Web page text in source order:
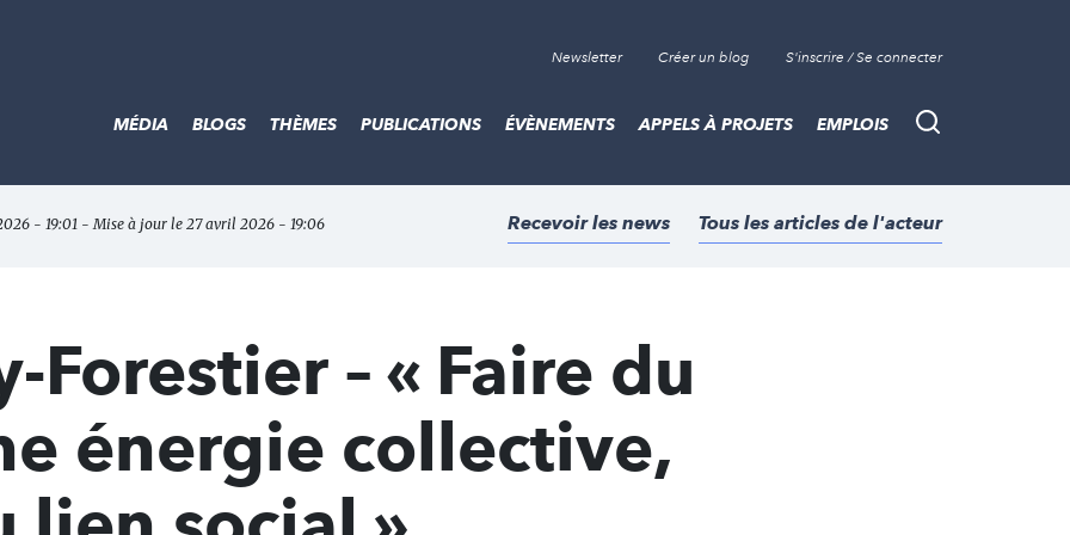
Newsletter Créer un blog S'inscrire / Se connecter
Recherche
MÉDIA BLOGS THÈMES PUBLICATIONS ÉVÈNEMENTS APPELS À PROJETS EMPLOIS
- 19:01 - Mise à jour le 27 avril 2026 - 19:06 Recevoir les news Tous les articles de l'acteur
– « Faire du
énergie collective,